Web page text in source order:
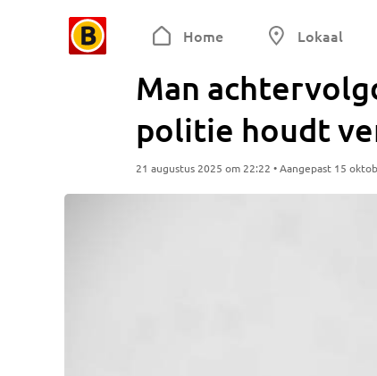
Home Lokaal
Man
politie houdt
21 augustus 2025 om 22:22 • Aangepast 15